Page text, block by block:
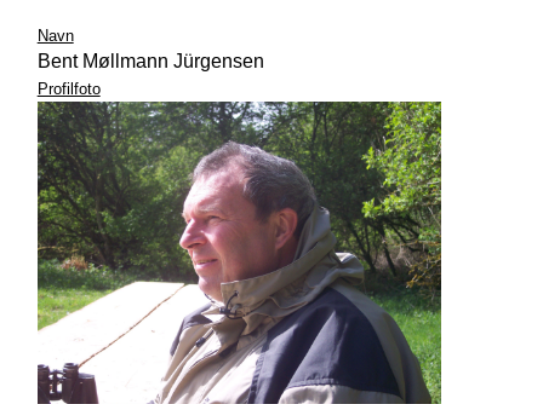
Navn
Bent Møllmann Jürgensen
Profilfoto